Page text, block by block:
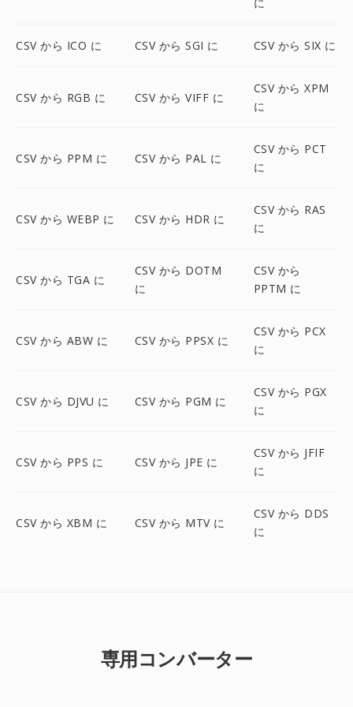
CSV から ICO に CSV から SGI に CSV から SIX に
CSV から RGB に CSV から VIFF に
CSV から XPM
に
CSV から PPM に CSV から PAL に
CSV から PCT
に
CSV から WEBP に CSV から HDR に
CSV から RAS
に
CSV から TGA に
CSV から DOTM
に
CSV から
PPTM に
CSV から ABW に CSV から PPSX に
CSV から PCX
に
CSV から DJVU に CSV から PGM に
CSV から PGX
に
CSV から PPS に CSV から JPE に
CSV から JFIF
に
CSV から XBM に CSV から MTV に
CSV から DDS
に
専用コンバーター